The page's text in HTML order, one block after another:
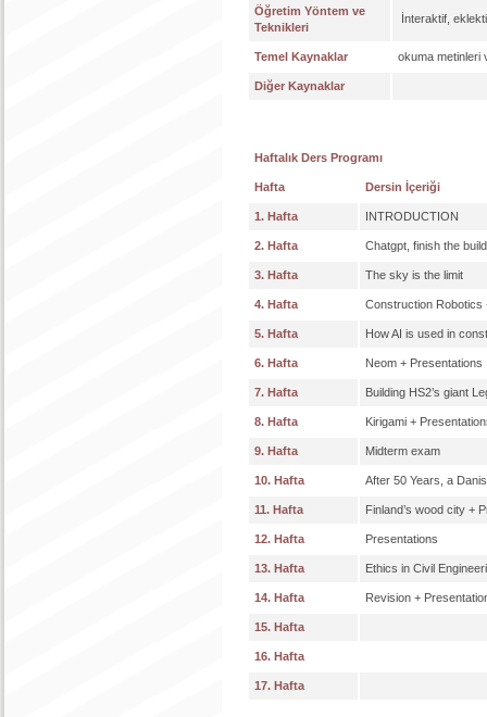
Öğretim Yöntem ve
Teknikleri
İnteraktif,
Temel Kaynaklar okuma metinleri
Diğer Kaynaklar
Haftalık Ders Programı
Hafta Dersin İçeriği
1. Hafta INTRODUCTION
2. Hafta Chatgpt, finish the
3. Hafta The sky is the limit
4. Hafta Construction Robotics
5. Hafta How AI is used in
6. Hafta Neom + Presentations
7. Hafta Building HS2’s giant
8. Hafta Kirigami +
9. Hafta Midterm exam
10. Hafta After 50 Years, a
11. Hafta Finland’s wood city +
12. Hafta Presentations
13. Hafta Ethics in Civil
14. Hafta Revision +
15. Hafta
16. Hafta
17. Hafta